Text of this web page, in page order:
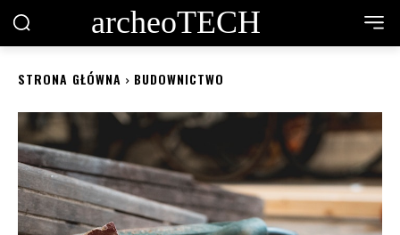
archeoTECH
STRONA GŁÓWNA BUDOWNICTWO